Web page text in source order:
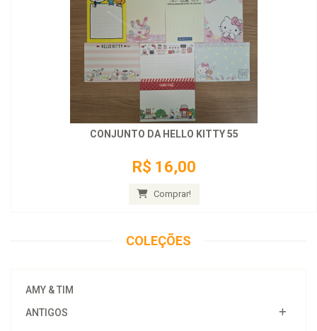
CONJUNTO DA HELLO KITTY 55
R$ 16,00
Comprar!
COLEÇÕES
AMY & TIM
ANTIGOS